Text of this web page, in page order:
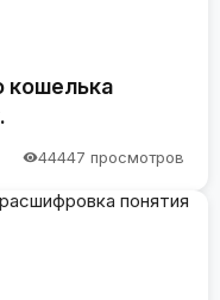
кошелька
44447 просмотров